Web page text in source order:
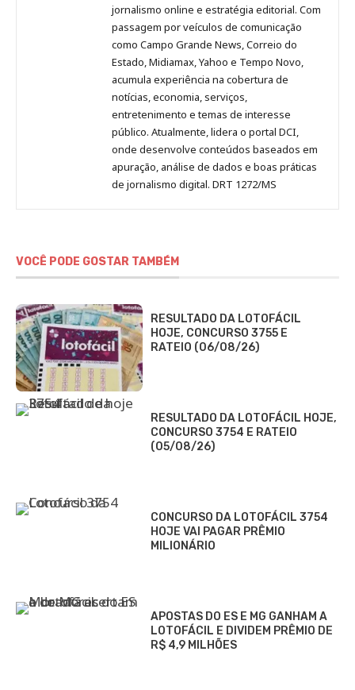
Pinterest
LinkedInInstagram
FacebookMalagolini
jornalismo online e estratégia editorial. Com
passagem por veículos de comunicação
como Campo Grande News, Correio do
Estado, Midiamax, Yahoo e Tempo Novo,
acumula experiência na cobertura de
notícias, economia, serviços,
entretenimento e temas de interesse
público. Atualmente, lidera o portal DCI,
onde desenvolve conteúdos baseados em
apuração, análise de dados e boas práticas
de jornalismo digital. DRT 1272/MS
VOCÊ PODE GOSTAR TAMBÉM
RESULTADO DA LOTOFÁCIL
HOJE, CONCURSO 3755 E
RATEIO (06/08/26)
RESULTADO DA LOTOFÁCIL HOJE,
CONCURSO 3754 E RATEIO
(05/08/26)
CONCURSO DA LOTOFÁCIL 3754
HOJE VAI PAGAR PRÊMIO
MILIONÁRIO
APOSTAS DO ES E MG GANHAM A
LOTOFÁCIL E DIVIDEM PRÊMIO DE
R$ 4,9 MILHÕES